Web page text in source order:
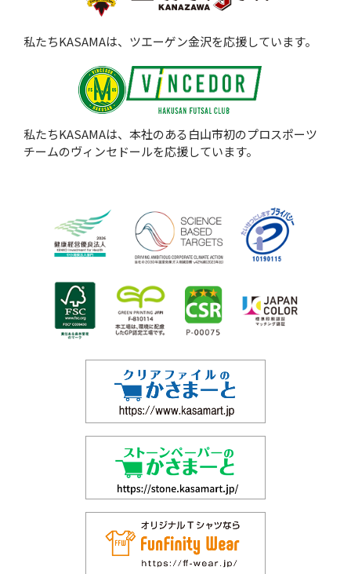
私たちKASAMAは、ツエーゲン金沢を応援しています。
私たちKASAMAは、本社のある白山市初のプロスポーツ
チームのヴィンセドールを応援しています。